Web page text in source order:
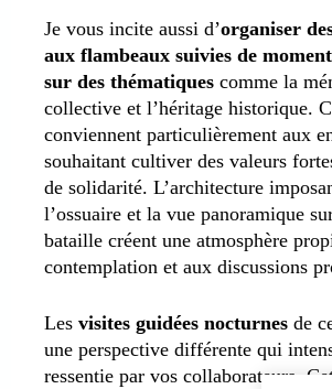
Je vous incite aussi d’organiser
aux flambeaux suivies de
sur des thématiques comme la
collective et l’héritage historique.
conviennent particulièrement aux
souhaitant cultiver des valeurs
de solidarité. L’architecture
l’ossuaire et la vue panoramique
bataille créent une atmosphère
contemplation et aux discussions
Les visites guidées nocturnes de
une perspective différente qui
ressentie par vos collaborateurs.